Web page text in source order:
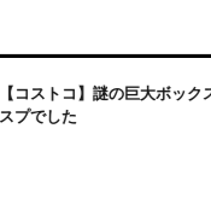
【コストコ】謎の巨大ボッ
スプでした